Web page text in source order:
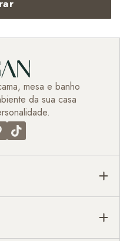
mesa e banho
da sua casa